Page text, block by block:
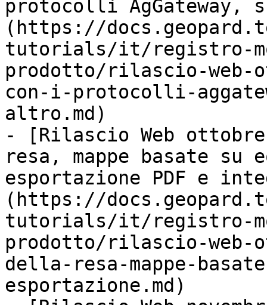
protocolli AgGateway,
(https://
tutorials/it/registro-
prodotto/rilascio-web-
con-i-protocolli-
altro.md)
- [Rilascio Web
resa, mappe basate su
esportazione PDF e
(https://
tutorials/it/registro-
prodotto/rilascio-web-
della-resa-mappe-
esportazione.md)